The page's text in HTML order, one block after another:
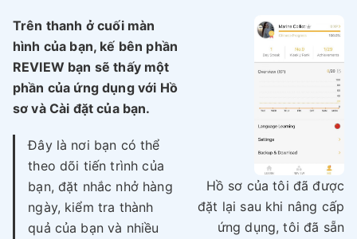
Hồ sơ của tôi đã được
đặt lại sau khi nâng cấp
ứng dụng, tôi đã sẵn
Trên thanh ở cuối màn
hình của bạn, kế bên phần
REVIEW bạn sẽ thấy một
phần của ứng dụng với Hồ
sơ và Cài đặt của bạn.
Đây là nơi bạn có thể
theo dõi tiến trình của
bạn, đặt nhắc nhở hàng
ngày, kiểm tra thành
quả của bạn và nhiều